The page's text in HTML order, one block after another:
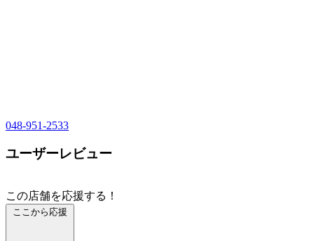
048-951-2533
ユーザーレビュー
この店舗を応援する！
ここから応援